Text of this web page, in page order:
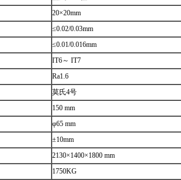
20×20mm
≤0.02/0.03mm
≤0.01/0.016mm
IT6～ IT7
Ra1.6
莫氏4号
150 mm
φ65 mm
±10mm
2130×1400×1800 mm
1750KG